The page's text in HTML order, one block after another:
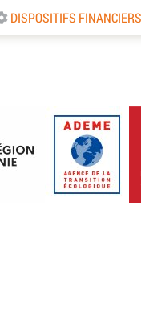
DISPOSITIFS FINANCIERS